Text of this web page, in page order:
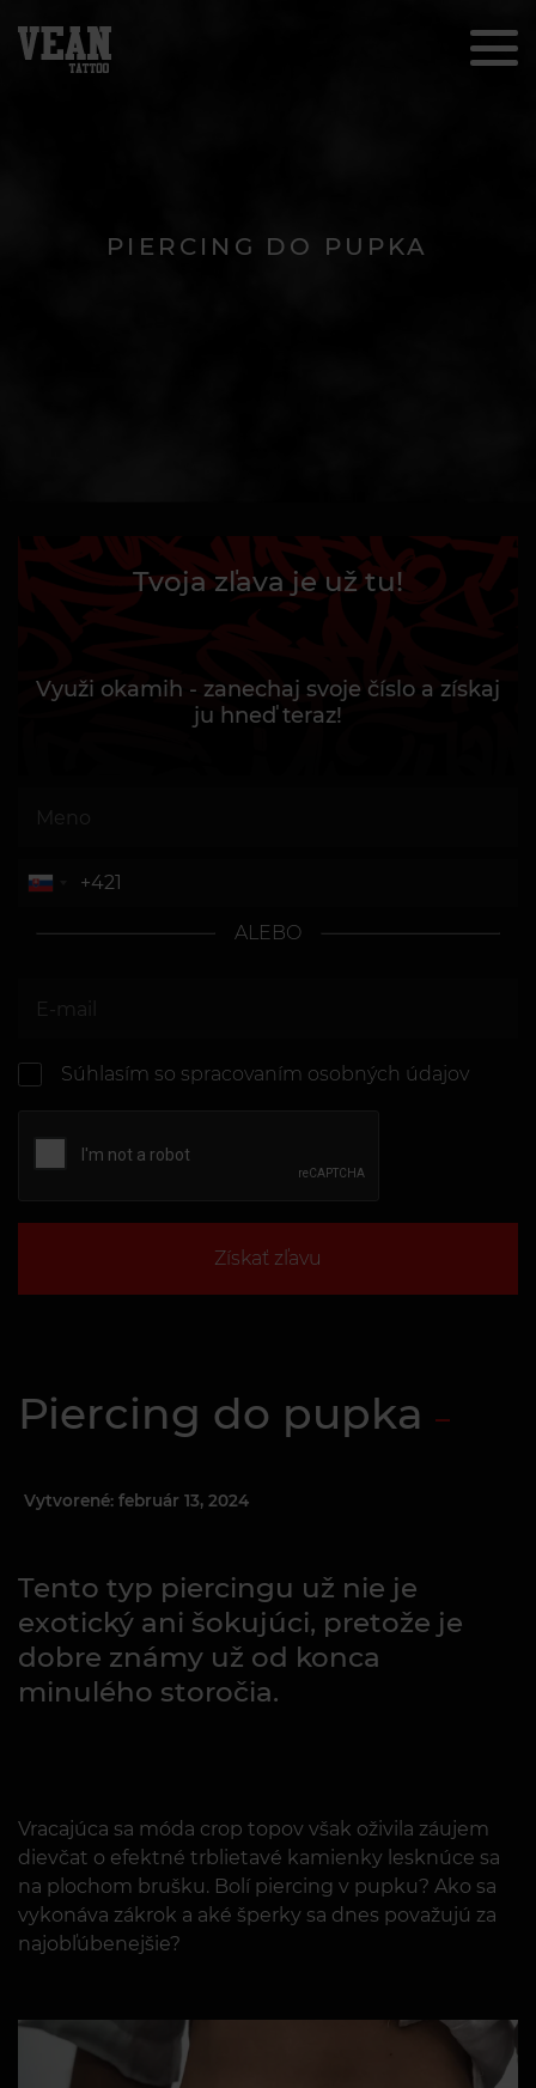
PIERCING DO PUPKA
Tvoja zľava je už tu!
Využi okamih - zanechaj svoje číslo a získaj
ju hneď teraz!
ALEBO
Súhlasím so spracovaním osobných údajov
Získať zľavu
Piercing do pupka
Vytvorené: február 13, 2024
Tento typ piercingu už nie je
exotický ani šokujúci, pretože je
dobre známy už od konca
minulého storočia.
Vracajúca sa móda crop topov však oživila záujem
dievčat o efektné trblietavé kamienky lesknúce sa
na plochom brušku. Bolí piercing v pupku? Ako sa
vykonáva zákrok a aké šperky sa dnes považujú za
najobľúbenejšie?